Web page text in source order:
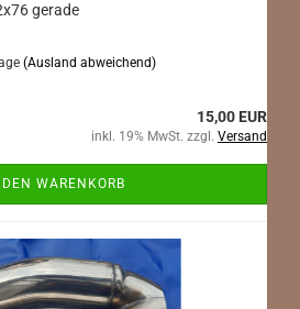
gerade
(Ausland abweichend)
15,00 EUR
inkl. 19% MwSt. zzgl. Versand
DEN WARENKORB